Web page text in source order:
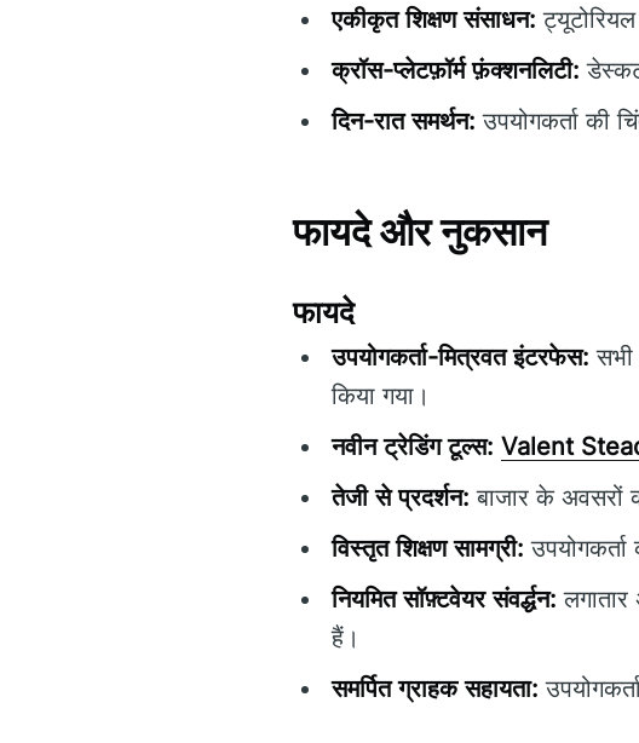
एकीकृत शिक्षण संसाधन:
क्रॉस-प्लेटफ़ॉर्म फ़ंक्शनलिटी:
दिन-रात समर्थन: उपयोगकर्ता की
फायदे और नुकसान
फायदे
उपयोगकर्ता-मित्रवत इंटरफेस: सभी
किया गया।
नवीन ट्रेडिंग टूल्स: Valent
तेजी से प्रदर्शन: बाजार के अवसरों
विस्तृत शिक्षण सामग्री:
नियमित सॉफ़्टवेयर संवर्द्धन:
हैं।
समर्पित ग्राहक सहायता: